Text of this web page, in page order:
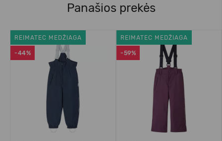
Panašios prekės
-44%
REIMATEC MEDŽIAGA
-59%
REIMATEC MEDŽIAGA